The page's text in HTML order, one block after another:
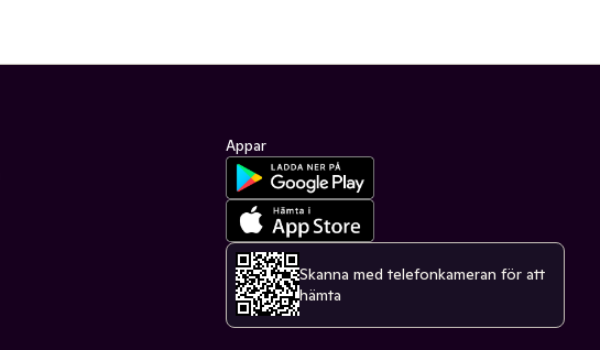
Appar
Skanna med telefonkameran för att
hämta